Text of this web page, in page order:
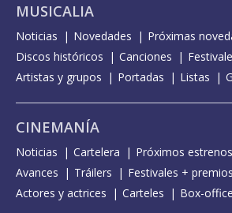
MUSICALIA
Noticias Novedades
Próximas
Discos históricos
Canciones
Artistas y grupos
Portadas Listas
CINEMANÍA
Noticias Cartelera Próximos estrenos
Avances
Tráilers
Festivales + premios
Actores y actrices
Carteles Box-office